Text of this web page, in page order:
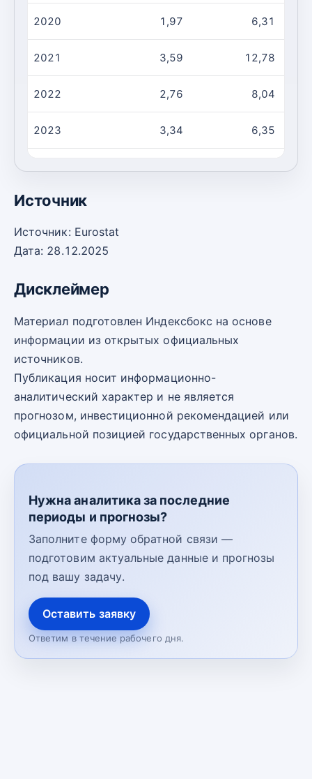
2020 1,97 6,31
2021 3,59 12,78
2022 2,76 8,04
2023 3,34 6,35
Источник
Источник: Eurostat
Дата: 28.12.2025
Дисклеймер
Материал подготовлен Индексбокс на основе
информации из открытых официальных
источников.
Публикация носит информационно-
аналитический характер и не является
прогнозом, инвестиционной рекомендацией или
официальной позицией государственных органов.
Нужна аналитика за последние
периоды и прогнозы?
Заполните форму обратной связи —
подготовим актуальные данные и прогнозы
под вашу задачу.
Оставить заявку
Ответим в течение рабочего дня.